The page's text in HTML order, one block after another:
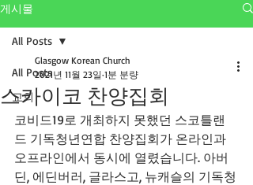
게시물
All Posts
교회
All Posts
스카이코 찬양집회
Glasgow Korean Church
2021년 11월 23일 1분 분량
코비드19로 개최하지 못했던 스코틀랜
드 기독청년연합 찬양집회가 온라인과
오프라인에서 동시에 열렸습니다. 아버
딘, 에딘버러, 글라스고, 뉴캐슬의 기독청